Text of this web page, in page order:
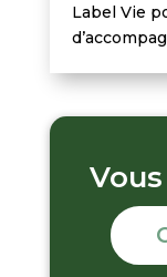
Label Vie